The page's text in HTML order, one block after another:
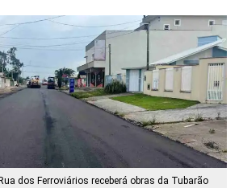
dos Ferroviários receberá obras da Tubarão